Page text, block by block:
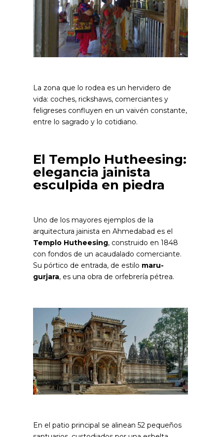
La zona que lo rodea es un hervidero de
vida: coches, rickshaws, comerciantes y
feligreses confluyen en un vaivén constante,
entre lo sagrado y lo cotidiano.
El Templo Hutheesing:
elegancia jainista
esculpida en piedra
Uno de los mayores ejemplos de la
arquitectura jainista en Ahmedabad es el
Templo Hutheesing, construido en 1848
con fondos de un acaudalado comerciante.
Su pórtico de entrada, de estilo maru-
gurjara, es una obra de orfebrería pétrea.
En el patio principal se alinean 52 pequeños